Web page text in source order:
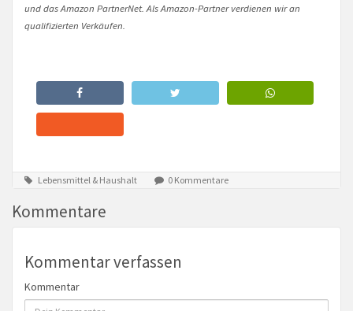
und das Amazon PartnerNet. Als Amazon-Partner verdienen wir an
qualifizierten Verkäufen.
Lebensmittel & Haushalt 0 Kommentare
Kommentare
Kommentar verfassen
Kommentar